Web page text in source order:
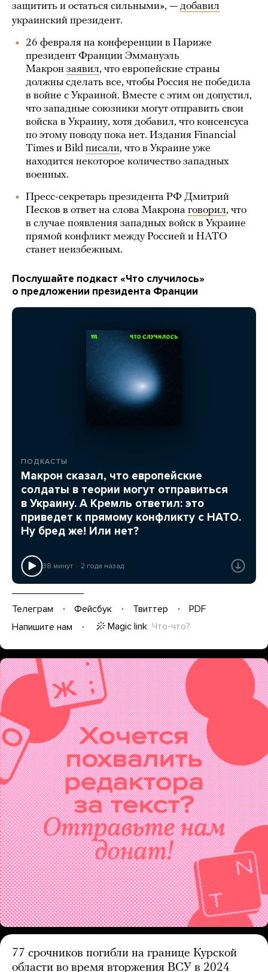
защитить и остаться сильными», — добавил
украинский президент.
26 февраля на конференции в Париже
президент Франции Эммануэль
Макрон заявил, что европейские страны
должны сделать все, чтобы Россия не победила
в войне с Украиной. Вместе с этим он допустил,
что западные союзники могут отправить свои
войска в Украину, хотя добавил, что консенсуса
по этому поводу пока нет. Издания Financial
Times и Bild писали, что в Украине уже
находится некоторое количество западных
военных.
Пресс-секретарь президента РФ Дмитрий
Песков в ответ на слова Макрона говорил, что
в случае появления западных войск в Украине
прямой конфликт между Россией и НАТО
станет неизбежным.
Послушайте подкаст «Что случилось»
о предложении президента Франции
ПОДКАСТЫ
Макрон сказал, что европейские
солдаты в теории могут отправиться
в Украину. А Кремль ответил: это
приведет к прямому конфликту с НАТО.
Ну бред же! Или нет?
38 минут 2 года назад
Телеграм Фейсбук Твиттер
PDF
Напишите нам
Magic link Что-что?
77 срочников погибли на границе Курской
области во время вторжения ВСУ в 2024